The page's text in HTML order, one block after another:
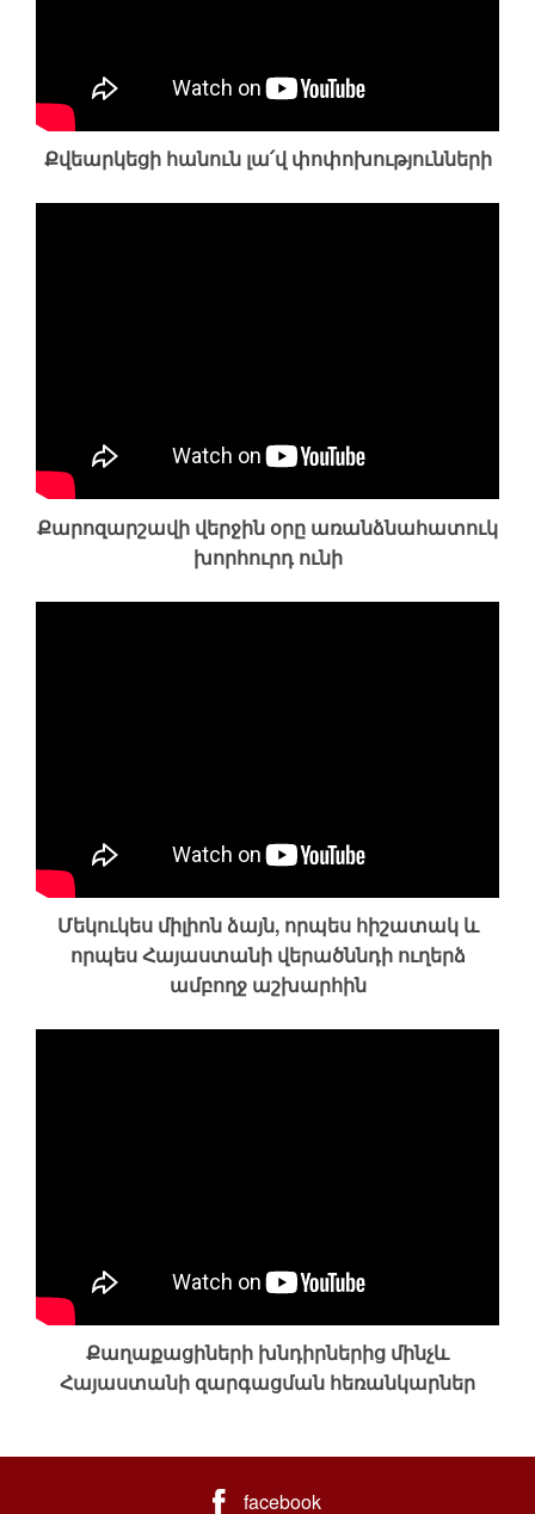
Քվեարկեցի հանուն լա՛վ փոփոխությունների
Քարոզարշավի վերջին օրը առանձնահատուկ
խորհուրդ ունի
Մեկուկես միլիոն ձայն, որպես հիշատակ և
որպես Հայաստանի վերածննդի ուղերձ
ամբողջ աշխարհին
Քաղաքացիների խնդիրներից մինչև
Հայաստանի զարգացման հեռանկարներ
facebook